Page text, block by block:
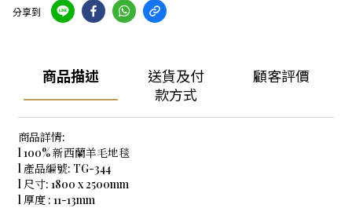
分享到
商品描述
送貨及付
款方式
顧客評價
商品詳情:
l 100% 新西蘭羊毛地毯
l 產品編號: TG-344
l 尺寸: 1800 x 2500mm
l 厚度 : 11-13mm